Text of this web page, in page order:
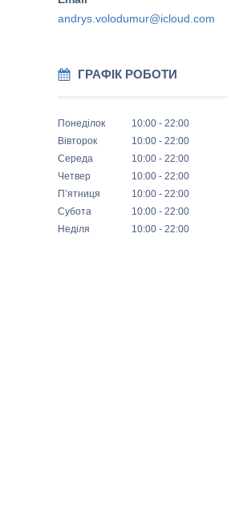
andrys.volodumur@icloud.com
ГРАФІК РОБОТИ
Понеділок 10:00
22:00
Вівторок
10:00
22:00
Середа
10:00
22:00
Четвер
10:00
22:00
Пʼятниця
10:00
22:00
Субота
10:00
22:00
Неділя
10:00 22:00